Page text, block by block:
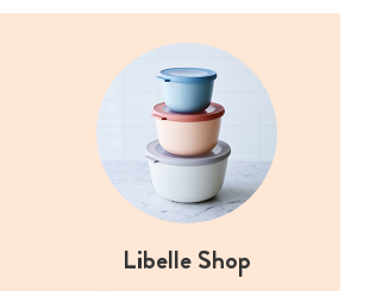
Libelle Shop